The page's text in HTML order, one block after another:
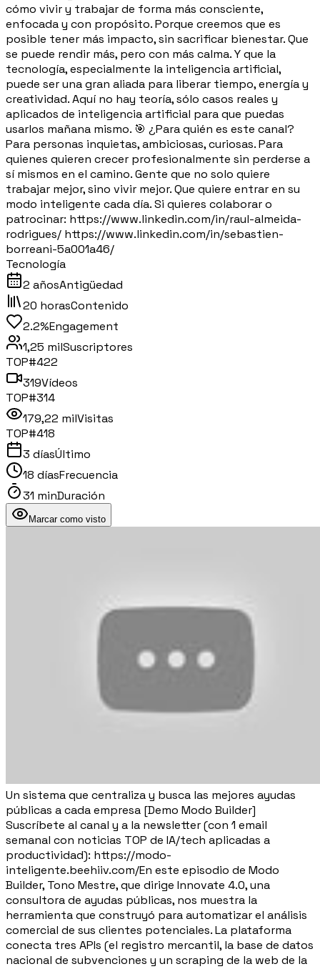
cómo vivir y trabajar de forma más consciente,
enfocada y con propósito. Porque creemos que es
posible tener más impacto, sin sacrificar bienestar. Que
se puede rendir más, pero con más calma. Y que la
tecnología, especialmente la inteligencia artificial,
puede ser una gran aliada para liberar tiempo, energía y
creatividad. Aquí no hay teoría, sólo casos reales y
aplicados de inteligencia artificial para que puedas
usarlos mañana mismo. 🎯 ¿Para quién es este canal?
Para personas inquietas, ambiciosas, curiosas. Para
quienes quieren crecer profesionalmente sin perderse a
sí mismos en el camino. Gente que no solo quiere
trabajar mejor, sino vivir mejor. Que quiere entrar en su
modo inteligente cada día. Si quieres colaborar o
patrocinar: https://www.linkedin.com/in/raul-almeida-
rodrigues/ https://www.linkedin.com/in/sebastien-
borreani-5a001a46/
Tecnología
2 añosAntigüedad
20 horasContenido
2.2%Engagement
1,25 milSuscriptores
TOP#422
319Vídeos
TOP#314
179,22 milVisitas
TOP#418
3 díasÚltimo
18 díasFrecuencia
31 minDuración
Marcar como visto
Un sistema que centraliza y busca las mejores ayudas
públicas a cada empresa [Demo Modo Builder]
Suscríbete al canal y a la newsletter (con 1 email
semanal con noticias TOP de IA/tech aplicadas a
productividad): https://modo-
inteligente.beehiiv.com/En este episodio de Modo
Builder, Tono Mestre, que dirige Innovate 4.0, una
consultora de ayudas públicas, nos muestra la
herramienta que construyó para automatizar el análisis
comercial de sus clientes potenciales. La plataforma
conecta tres APIs (el registro mercantil, la base de datos
nacional de subvenciones y un scraping de la web de la